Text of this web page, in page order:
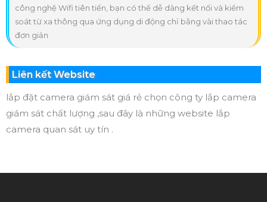
công nghệ Wifi tiên tiến, bạn có thể dễ dàng kết nối và kiểm
soát từ xa thông qua ứng dụng di động chỉ bằng vài thao tác
đơn giản
Liên kết Website
lắp đặt camera giám sát giá rẻ chọn công ty lắp camera
giám sát chất lượng ,sau đây là những website lắp
camera quan sát uy tín .